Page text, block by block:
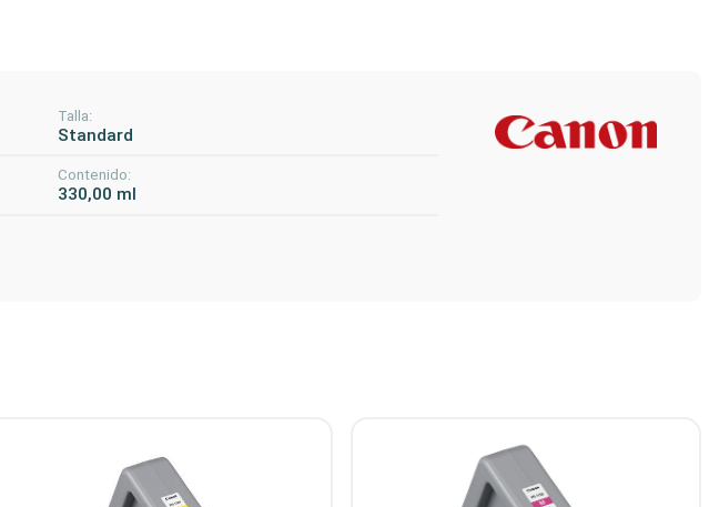
Talla:
Standard
Contenido:
330,00 ml